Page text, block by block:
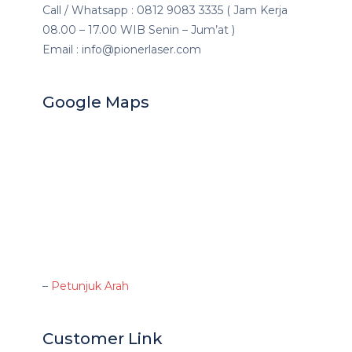
Call / Whatsapp : 0812 9083 3335 ( Jam Kerja
08.00 – 17.00 WIB Senin – Jum’at )
Email : info@pionerlaser.com
Google Maps
– Petunjuk Arah
Customer Link